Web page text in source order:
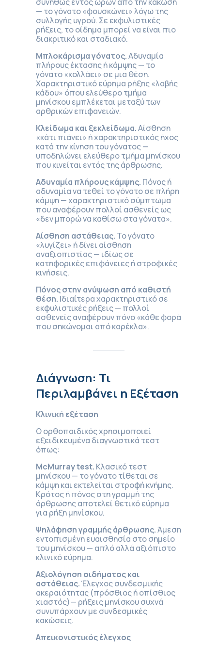
— το γόνατο «φουσκώνει» λόγω της
συλλογής υγρού. Σε εκφυλιστικές
ρήξεις, το οίδημα μπορεί να είναι πιο
διακριτικό και σταδιακό.
Μπλοκάρισμα γόνατος.Αδυναμία
πλήρους έκτασης ή κάμψης — το
γόνατο «κολλάει» σε μια θέση.
Χαρακτηριστικό εύρημα ρήξης «λαβής
κάδου» όπου ελεύθερο τμήμα
μηνίσκου εμπλέκεται μεταξύ των
αρθρικών επιφανειών.
Κλείδωμα και ξεκλείδωμα.Αίσθηση
«κάτι πιάνει» ή χαρακτηριστικός ήχος
κατά την κίνηση του γόνατος —
υποδηλώνει ελεύθερο τμήμα μηνίσκου
που κινείται εντός της άρθρωσης.
Αδυναμία πλήρους κάμψης. Πόνος ή
αδυναμία να τεθεί το γόνατο σε πλήρη
κάμψη — χαρακτηριστικό σύμπτωμα
που αναφέρουν πολλοί ασθενείς ως
«δεν μπορώ να καθίσω στα γόνατα».
Αίσθηση αστάθειας. Το γόνατο
«λυγίζει» ή δίνει αίσθηση
αναξιοπιστίας — ιδίως σε
κατηφορικές επιφάνειες ή στροφικές
κινήσεις.
Πόνος στην ανύψωση από καθιστή
θέση. Ιδιαίτερα χαρακτηριστικό σε
εκφυλιστικές ρήξεις — πολλοί
ασθενείς αναφέρουν πόνο «κάθε φορά
που σηκώνομαι από καρέκλα».
Διάγνωση: Τι
Περιλαμβάνει η Εξέταση
Κλινική εξέταση
Ο ορθοπαιδικός χρησιμοποιεί
εξειδικευμένα διαγνωστικά τεστ
όπως:
McMurray test. Κλασικό τεστ
μηνίσκου — το γόνατο τίθεται σε
κάμψη και εκτελείται στροφή κνήμης.
Κρότος ή πόνος στη γραμμή της
άρθρωσης αποτελεί θετικό εύρημα
για ρήξη μηνίσκου.
Ψηλάφηση γραμμής άρθρωσης.Άμεση
εντοπισμένη ευαισθησία στο σημείο
του μηνίσκου — απλό αλλά αξιόπιστο
κλινικό εύρημα.
Αξιολόγηση οιδήματος και
αστάθειας.Έλεγχος συνδεσμικής
ακεραιότητας (πρόσθιος ή οπίσθιος
χιαστός)— ρήξεις μηνίσκου συχνά
συνυπάρχουν με συνδεσμικές
κακώσεις.
Απεικονιστικός έλεγχος